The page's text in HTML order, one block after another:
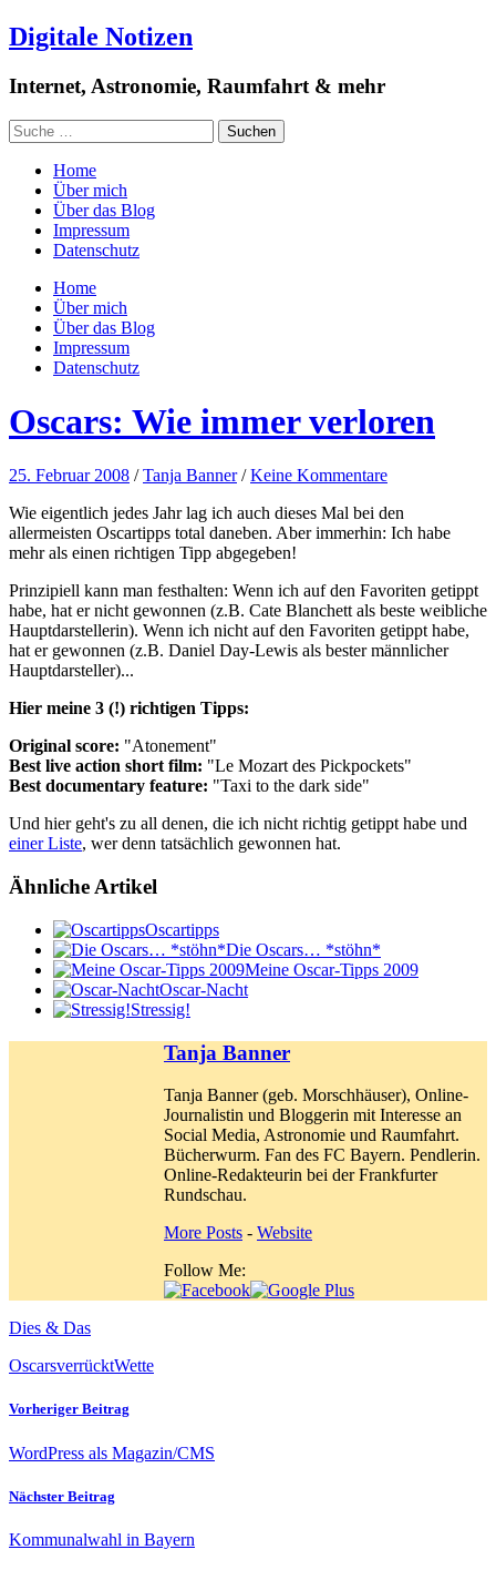
Digitale Notizen
Internet, Astronomie, Raumfahrt & mehr
Home
Über mich
Über das Blog
Impressum
Datenschutz
Home
Über mich
Über das Blog
Impressum
Datenschutz
Oscars: Wie immer verloren
25. Februar 2008 /Tanja Banner /Keine Kommentare
Wie eigentlich jedes Jahr lag ich auch dieses Mal bei den
allermeisten Oscartipps total daneben. Aber immerhin: Ich habe
mehr als einen richtigen Tipp abgegeben!
Prinzipiell kann man festhalten: Wenn ich auf den Favoriten getippt
habe, hat er nicht gewonnen (z.B. Cate Blanchett als beste weibliche
Hauptdarstellerin). Wenn ich nicht auf den Favoriten getippt habe,
hat er gewonnen (z.B. Daniel Day-Lewis als bester männlicher
Hauptdarsteller)...
Hier meine 3 (!) richtigen Tipps:
Original score: "Atonement"
Best live action short film: "Le Mozart des Pickpockets"
Best documentary feature: "Taxi to the dark side"
Und hier geht's zu all denen, die ich nicht richtig getippt habe und
einer Liste, wer denn tatsächlich gewonnen hat.
Ähnliche Artikel
Oscartipps
Die Oscars… *stöhn*
Meine Oscar-Tipps 2009
Oscar-Nacht
Stressig!
Tanja Banner
Tanja Banner (geb. Morschhäuser), Online-
Journalistin und Bloggerin mit Interesse an
Social Media, Astronomie und Raumfahrt.
Bücherwurm. Fan des FC Bayern. Pendlerin.
Online-Redakteurin bei der Frankfurter
Rundschau.
More Posts - Website
Follow Me:
Dies & Das
OscarsverrücktWette
Vorheriger Beitrag
WordPress als Magazin/CMS
Nächster Beitrag
Kommunalwahl in Bayern